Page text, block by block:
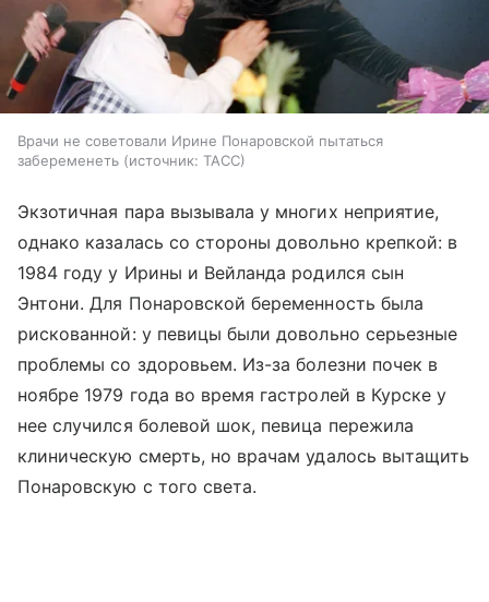
Врачи не советовали Ирине Понаровской пытаться
забеременеть
источник: ТАСС
Экзотичная пара вызывала у многих неприятие,
однако казалась со стороны довольно крепкой: в
1984 году у Ирины и Вейланда родился сын
Энтони. Для Понаровской беременность была
рискованной: у певицы были довольно серьезные
проблемы со здоровьем. Из-за болезни почек в
ноябре 1979 года во время гастролей в Курске у
нее случился болевой шок, певица пережила
клиническую смерть, но врачам удалось вытащить
Понаровскую с того света.